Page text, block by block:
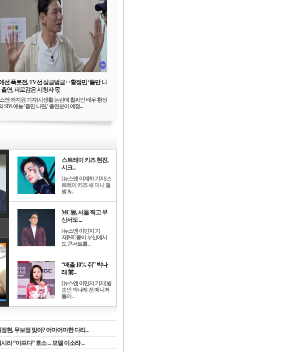
선 폭로전, TV선 싱글벙글‥황정민 ‘틈만 나
출연, 피로감은 시청자 몫
엔 하지원 기자]사생활 논란에 휩싸인 배우 황정
SBS 예능 '틈만 나면,' 출연분이 예정...
스트레이 키즈 현진,
시크...
[뉴스엔 이재하 기자]스
트레이 키즈 새 미니 앨
범 &..
MC몽, 서울 찍고 부
산서도 ...
[뉴스엔 이민지 기
자]MC몽이 부산에서
도 콘서트를 ..
“매출 10% 줘” 박나
래 前...
[뉴스엔 이민지 기자]방
송인 박나래 전 매니저
들이 ..
정현, 무보정 맞아? 어마어마한 다리...
라 “아프다” 호소→모델 이소라 ...